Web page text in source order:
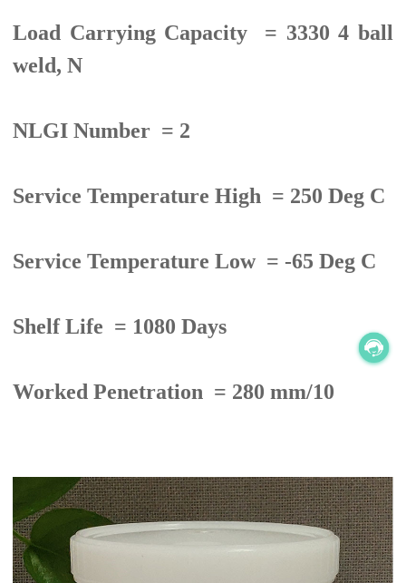
Load Carrying Capacity = 3330 4 ball
weld, N
NLGI Number = 2
Service Temperature High = 250 Deg C
Service Temperature Low = -65 Deg C
Shelf Life = 1080 Days
Worked Penetration = 280 mm/10